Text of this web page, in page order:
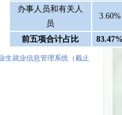
办事人员和有关人
员
3.60%
前五项合计占比
生就业信息管理系统（截止